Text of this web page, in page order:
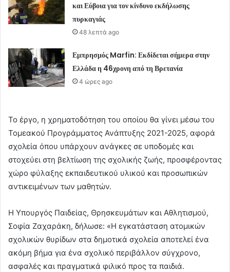
και Εύβοια για τον κίνδυνο εκδήλωσης
πυρκαγιάς
48 λεπτά ago
Εμπρησμός Marfin: Εκδίδεται σήμερα στην
Ελλάδα η 46χρονη από τη Βρετανία
4 ώρες ago
Το έργο, η χρηματοδότηση του οποίου θα γίνει μέσω του
Τομεακού Προγράμματος Ανάπτυξης 2021-2025, αφορά
σχολεία όπου υπάρχουν ανάγκες σε υποδομές και
στοχεύει στη βελτίωση της σχολικής ζωής, προσφέροντας
χώρο φύλαξης εκπαιδευτικού υλικού και προσωπικών
αντικειμένων των μαθητών.
H Υπουργός Παιδείας, Θρησκευμάτων και Αθλητισμού,
Σοφία Ζαχαράκη, δήλωσε: «Η εγκατάσταση ατομικών
σχολικών θυρίδων στα δημοτικά σχολεία αποτελεί ένα
ακόμη βήμα για ένα σχολικό περιβάλλον σύγχρονο,
ασφαλές και πραγματικά φιλικό προς τα παιδιά.